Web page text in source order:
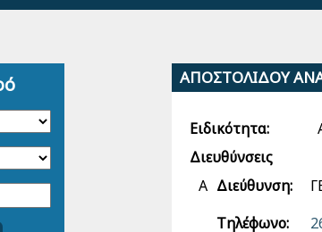
ΑΠΟΣΤΟΛΙΔΟΥ
Ειδικότητα:
Διευθύνσεις
Α Διεύθυνση:
Τηλέφωνο: